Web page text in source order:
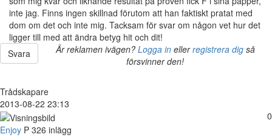
inte jag. Finns ingen skillnad förutom att han faktiskt pratat med
dom om det och inte mig. Tacksam för svar om någon vet hur det
ligger till med att ändra betyg hit och dit!
Svara
Är reklamen ivägen? Logga inellerregistrera digså
försvinner den!
Trådskapare
2013-08-22 23:13
0
Enjoy P 326 inlägg